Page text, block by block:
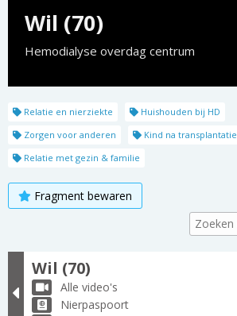
Wil (70)
Hemodialyse overdag centrum
Relatie en nierziekte
Huishouden bij HD
Zorgen voor anderen
Kind na transplantatie
Relatie met gezin & familie
Fragment bewaren
Wil (70)
Alle video's
Nierpaspoort